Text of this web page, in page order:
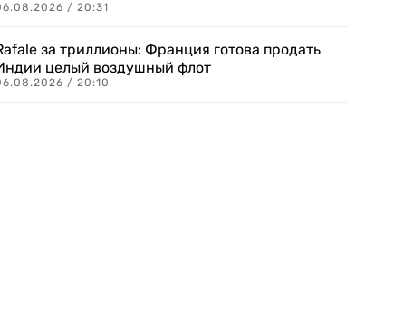
/ 20:31
за триллионы: Франция готова продать
целый воздушный флот
/ 20:10